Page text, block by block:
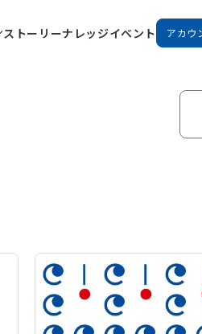
ストーリーナレッジイベント アカウ